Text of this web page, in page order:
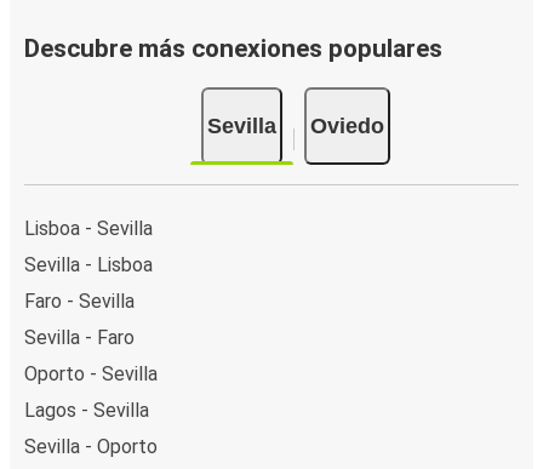
Descubre más conexiones populares
Sevilla Oviedo
Lisboa - Sevilla
Sevilla - Lisboa
Faro - Sevilla
Sevilla - Faro
Oporto - Sevilla
Lagos - Sevilla
Sevilla - Oporto